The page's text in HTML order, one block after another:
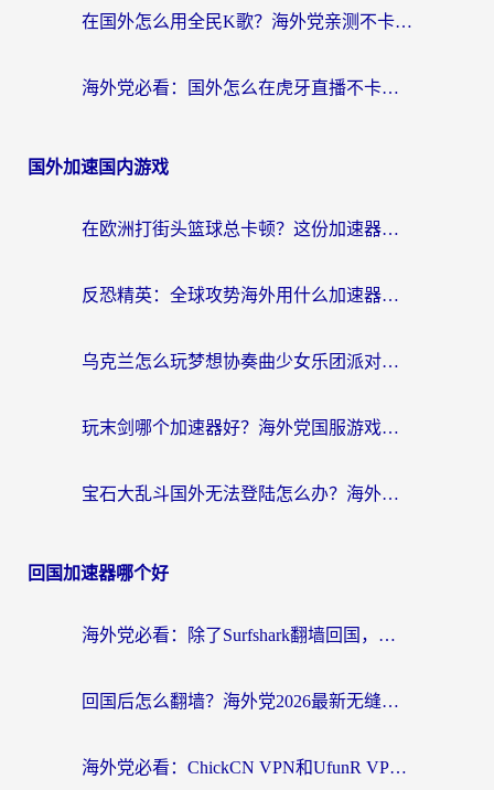
在国外怎么用全民K歌？海外党亲测不卡顿的回国加速秘籍
海外党必看：国外怎么在虎牙直播不卡顿？附腾讯视频网易云音乐解决方案
国外加速国内游戏
在欧洲打街头篮球总卡顿？这份加速器选择指南帮你解决延迟难题
反恐精英：全球攻势海外用什么加速器登录？海外党国服游戏畅玩指南
乌克兰怎么玩梦想协奏曲少女乐团派对？海外党国服游戏加速全攻略（附欧洲重生细胞荒野行动不卡技巧）
玩末剑哪个加速器好？海外党国服游戏畅玩终极指南（附3款热门游戏实测）
宝石大乱斗国外无法登陆怎么办？海外玩家专属加速指南（附穿越火线原野传说解决方案）
回国加速器哪个好
海外党必看：除了Surfshark翻墙回国，这些加速器选择技巧你真的懂吗？
回国后怎么翻墙？海外党2026最新无缝访问国内资源全攻略（附对比实测）
海外党必看：ChickCN VPN和UfunR VPN对比哪个回国效果更好？附实用选择指南